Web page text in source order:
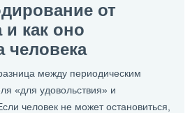
от
и как оно
человека
между периодическим
«для удовольствия» и
человек не может остановиться,